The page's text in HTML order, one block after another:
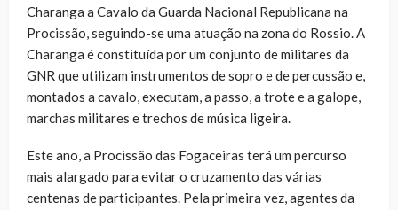
Charanga a Cavalo da Guarda Nacional Republicana na
Procissão, seguindo-se uma atuação na zona do Rossio. A
Charanga é constituída por um conjunto de militares da
GNR que utilizam instrumentos de sopro e de percussão e,
montados a cavalo, executam, a passo, a trote e a galope,
marchas militares e trechos de música ligeira.
Este ano, a Procissão das Fogaceiras terá um percurso
mais alargado para evitar o cruzamento das várias
centenas de participantes. Pela primeira vez, agentes da